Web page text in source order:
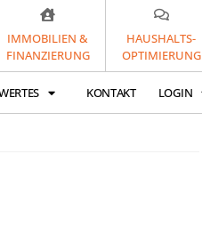
IMMOBILIEN &
FINANZIERUNG
HAUSHALTS-
OPTIMIERUNG
KONTAKT LOGIN